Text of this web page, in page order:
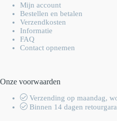
Mijn account
Bestellen en betalen
Verzendkosten
Informatie
FAQ
Contact opnemen
Onze voorwaarden
Verzending op maandag,
Binnen 14 dagen